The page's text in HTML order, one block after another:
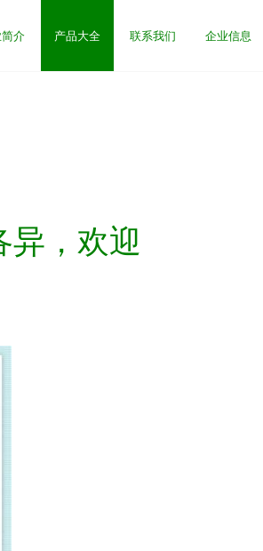
介 产品大全 联系我们 企业信息
异，欢迎